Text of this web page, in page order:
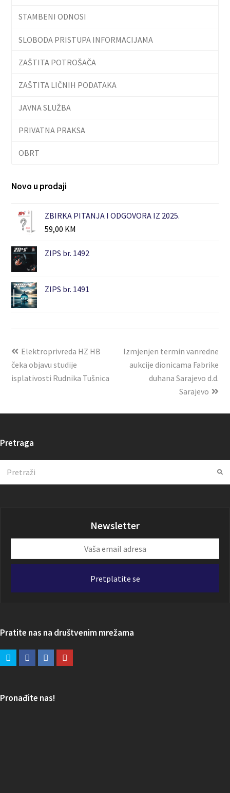
STAMBENI ODNOSI
SLOBODA PRISTUPA INFORMACIJAMA
ZAŠTITA POTROŠAČA
ZAŠTITA LIČNIH PODATAKA
JAVNA SLUŽBA
PRIVATNA PRAKSA
OBRT
Novo u prodaji
ZBIRKA PITANJA I ODGOVORA IZ 2025.
59,00 KM
ZIPS br. 1492
ZIPS br. 1491
Elektroprivreda HZ HB
čeka objavu studije
isplativosti Rudnika Tušnica
Izmjenjen termin vanredne
aukcije dionicama Fabrike
duhana Sarajevo d.d.
Sarajevo
Pretraga
Newsletter
email
Pretplatite se
Pratite nas na društvenim mrežama
Pronađite nas!